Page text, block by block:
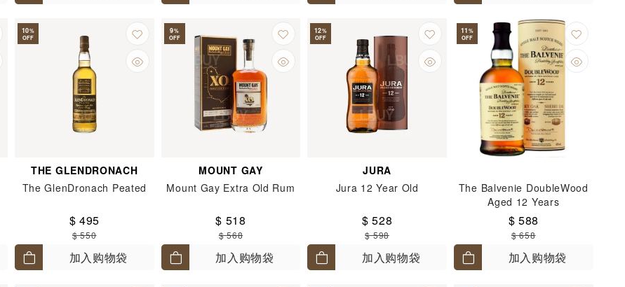
10%
OFF
THE GLENDRONACH
The GlenDronach Peated
$ 495
$ 550
加入购物袋
9%
OFF
MOUNT GAY
Mount Gay Extra Old Rum
$ 518
$ 568
加入购物袋
12%
OFF
JURA
Jura 12 Year Old
$ 528
$ 598
加入购物袋
11%
OFF
The Balvenie DoubleWood
Aged 12 Years
$ 588
$ 658
加入购物袋